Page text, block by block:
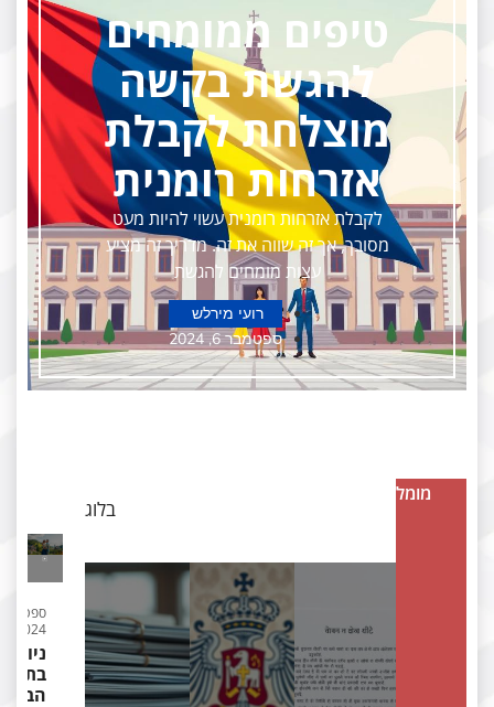
טיפים ממומחים
להגשת בקשה
מוצלחת לקבלת
אזרחות רומנית
לקבלת אזרחות רומנית עשוי להיות מעט
מסובך, אך זה שווה את זה. מדריך זה מציע
עצות מומחים להגשת
רועי מירלש
ספטמבר 6, 2024
מומלצים
בתהליך
הבקשה